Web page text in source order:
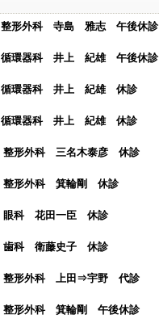
整形外科 寺島 雅志 午後休診
循環器科 井上 紀雄 午後休診
循環器科 井上 紀雄 休診
循環器科 井上 紀雄 休診
整形外科 三名木泰彦 休診
整形外科 箕輪剛 休診
眼科 花田一臣 休診
歯科 衛藤史子 休診
整形外科 上田⇒宇野 代診
整形外科 箕輪剛 午後休診